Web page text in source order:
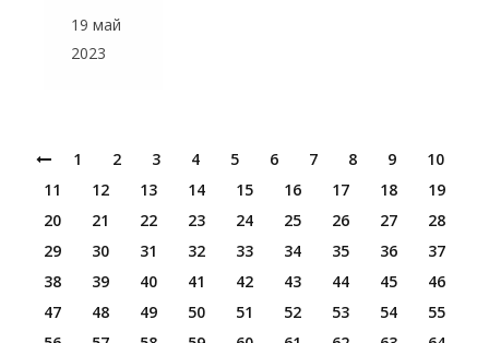
19 май
2023
1 2 3 4 5 6 7 8 9
10
11
12 13 14 15 16 17 18
19
20
21 22 23 24 25 26 27
28
29
30 31 32 33 34 35 36
37
38
39 40 41 42 43 44 45
46
47
48 49 50 51 52 53 54
55